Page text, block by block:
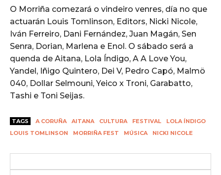
O Morriña comezará o vindeiro venres, día no que
actuarán Louis Tomlinson, Editors, Nicki Nicole,
Iván Ferreiro, Dani Fernández, Juan Magán, Sen
Senra, Dorian, Marlena e Enol. O sábado será a
quenda de Aitana, Lola Índigo, A A Love You,
Yandel, Iñigo Quintero, Dei V, Pedro Capó, Malmö
040, Dollar Selmouni, Yeico x Troni, Garabatto,
Tashi e Toni Seijas.
TAGS A CORUÑA AITANA CULTURA FESTIVAL
LOLA ÍNDIGO
LOUIS TOMLINSON
MORRIÑA FEST MÚSICA NICKI NICOLE